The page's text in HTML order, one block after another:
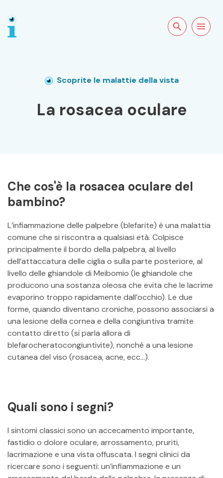
Cercare sulApri la
Scoprite le malattie della vista
La rosacea oculare
Che cos'è la rosacea oculare del
bambino?
L’infiammazione delle palpebre (blefarite) è una malattia
comune che si riscontra a qualsiasi età. Colpisce
principalmente il bordo della palpebra, al livello
dell’attaccatura delle ciglia o sulla parte posteriore, al
livello delle ghiandole di Meibomio (le ghiandole che
producono una sostanza oleosa che evita che le lacrime
evaporino troppo rapidamente dall’occhio). Le due
forme, quando diventano croniche, possono associarsi a
una lesione della cornea e della congiuntiva tramite
contatto diretto (si parla allora di
blefarocheratocongiuntivite), nonché a una lesione
cutanea del viso (rosacea, acne, ecc…).
Quali sono i segni?
I sintomi classici sono un accecamento importante,
fastidio o dolore oculare, arrossamento, pruriti,
lacrimazione e una vista offuscata. I segni clinici da
ricercare sono i seguenti: un’infiammazione e un